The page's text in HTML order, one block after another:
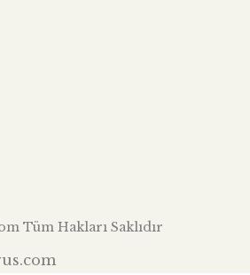
Tüm Hakları Saklıdır